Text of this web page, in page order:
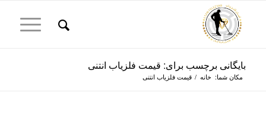
بایگانی برچسب برای: قیمت فلزیاب انتنی
مکان شما: خانه / قیمت فلزیاب انتنی